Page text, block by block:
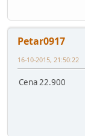
Petar0917
16-10-2015, 21:50:22
Cena 22.900